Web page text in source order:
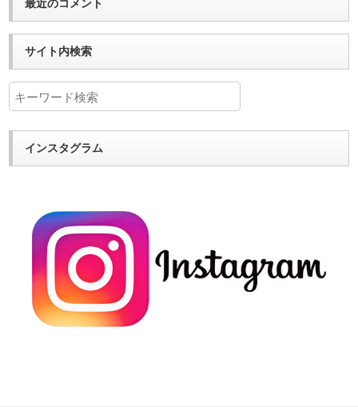
最近のコメント
サイト内検索
インスタグラム